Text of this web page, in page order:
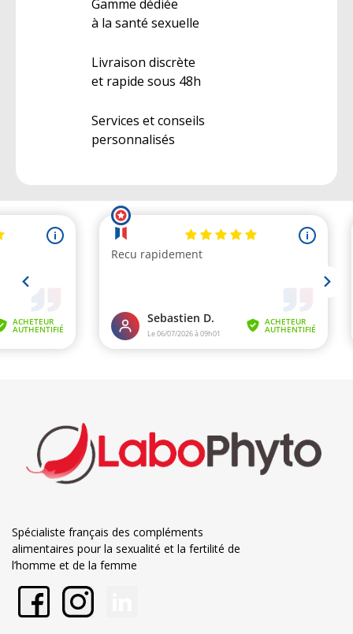
Gamme dédiée
à la santé sexuelle
Livraison discrète
et rapide sous 48h
Services et conseils
personnalisés
Spécialiste français des compléments
alimentaires pour la sexualité et la fertilité de
l’homme et de la femme